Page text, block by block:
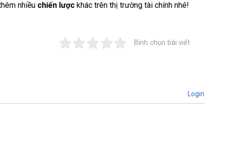
nhiều chiến lược khác trên thị trường tài chính nhé!
Bình chọn bài viết
Login